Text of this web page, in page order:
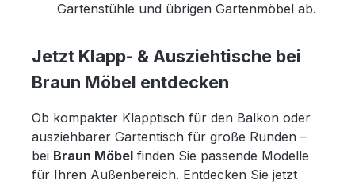
Gartenstühle und übrigen Gartenmöbel ab.
Jetzt Klapp- & Ausziehtische bei
Braun Möbel entdecken
Ob kompakter Klapptisch für den Balkon oder
ausziehbarer Gartentisch für große Runden –
bei Braun Möbel finden Sie passende Modelle
für Ihren Außenbereich. Entdecken Sie jetzt